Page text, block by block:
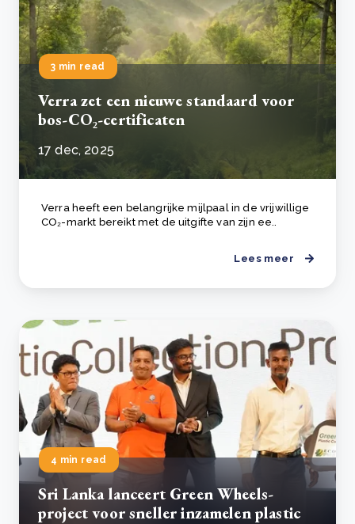
3 min read
Verra zet een nieuwe standaard voor
bos-CO₂-certificaten
17 dec, 2025
Verra heeft een belangrijke mijlpaal in de vrijwillige
CO₂-markt bereikt met de uitgifte van zijn ee..
Lees meer
4 min read
Sri Lanka lanceert Green Wheels-
project voor sneller inzamelen plastic